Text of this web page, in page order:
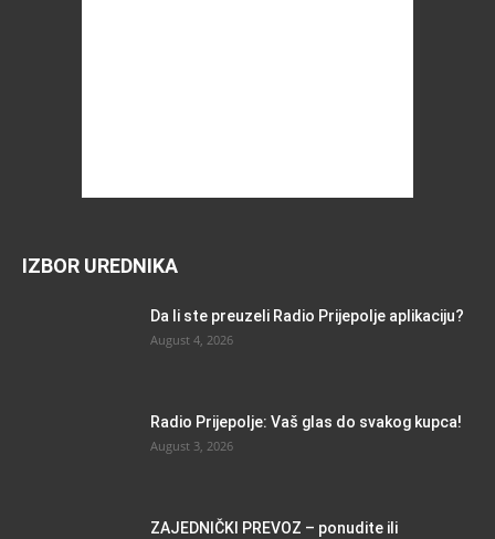
IZBOR UREDNIKA
Da li ste preuzeli Radio Prijepolje aplikaciju?
August 4, 2026
Radio Prijepolje: Vaš glas do svakog kupca!
August 3, 2026
ZAJEDNIČKI PREVOZ – ponudite ili